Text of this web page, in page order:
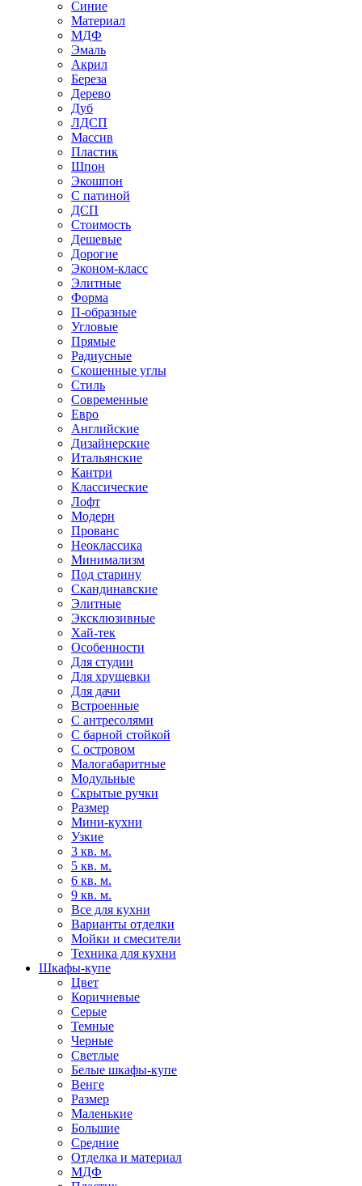
Синие
Материал
МДФ
Эмаль
Акрил
Береза
Дерево
Дуб
ЛДСП
Массив
Пластик
Шпон
Экошпон
С патиной
ДСП
Стоимость
Дешевые
Дорогие
Эконом-класс
Элитные
Форма
П-образные
Угловые
Прямые
Радиусные
Скошенные углы
Стиль
Современные
Евро
Английские
Дизайнерские
Итальянские
Кантри
Классические
Лофт
Модерн
Прованс
Неоклассика
Минимализм
Под старину
Скандинавские
Элитные
Эксклюзивные
Хай-тек
Особенности
Для студии
Для хрущевки
Для дачи
Встроенные
С антресолями
С барной стойкой
С островом
Малогабаритные
Модульные
Скрытые ручки
Размер
Мини-кухни
Узкие
3 кв. м.
5 кв. м.
6 кв. м.
9 кв. м.
Все для кухни
Варианты отделки
Мойки и смесители
Техника для кухни
Шкафы-купе
Цвет
Коричневые
Серые
Темные
Черные
Светлые
Белые шкафы-купе
Венге
Размер
Маленькие
Большие
Средние
Отделка и материал
МДФ